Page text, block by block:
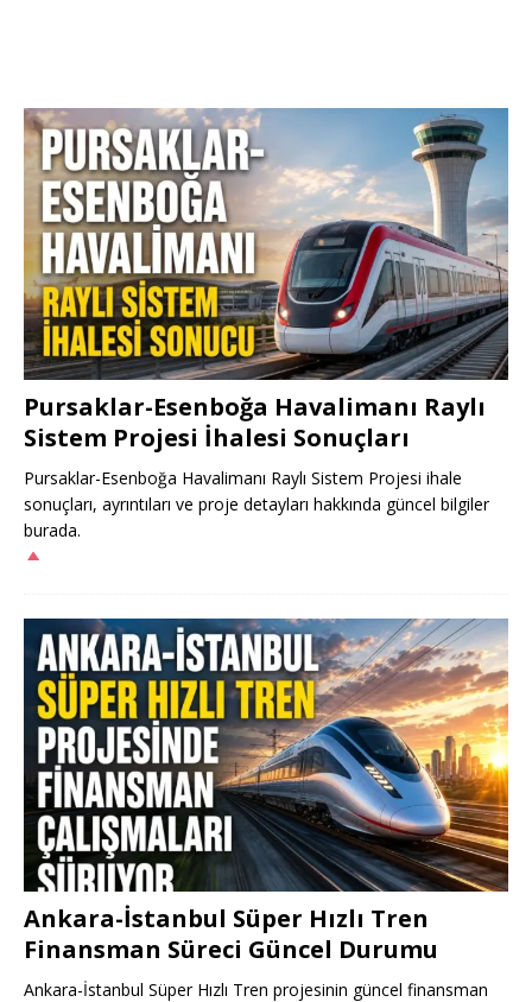
Pursaklar-Esenboğa Havalimanı Raylı
Sistem Projesi İhalesi Sonuçları
Pursaklar-Esenboğa Havalimanı Raylı Sistem Projesi ihale
sonuçları, ayrıntıları ve proje detayları hakkında güncel bilgiler
burada.
Ankara-İstanbul Süper Hızlı Tren
Finansman Süreci Güncel Durumu
Ankara-İstanbul Süper Hızlı Tren projesinin güncel finansman